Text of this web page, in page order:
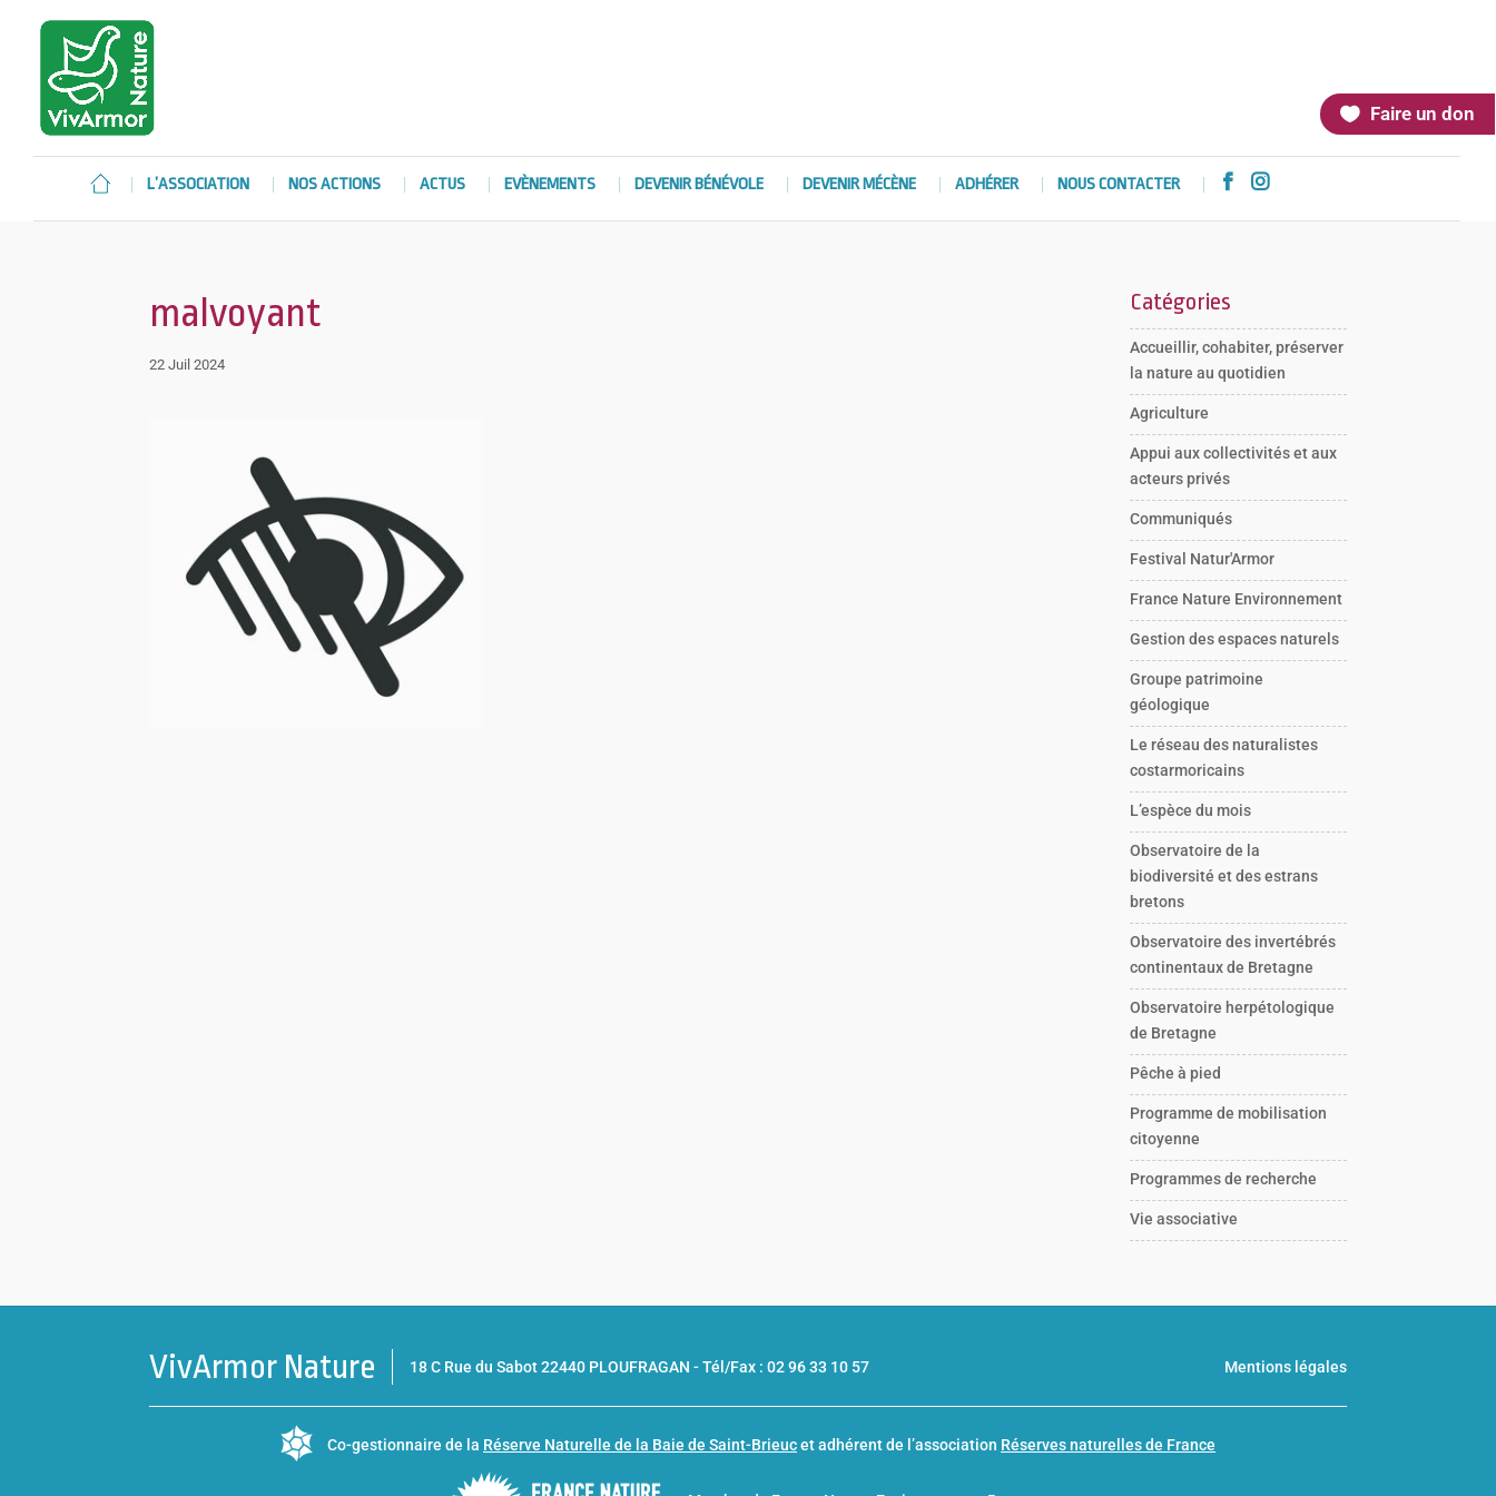
Faire un don
L’ASSOCIATION NOS ACTIONS ACTUS EVÈNEMENTS DEVENIR BÉNÉVOLE DEVENIR MÉCÈNE ADHÉRER NOUS CONTACTER  
malvoyant
22 Juil 2024
Catégories
Accueillir, cohabiter, préserver
la nature au quotidien
Agriculture
Appui aux collectivités et aux
acteurs privés
Communiqués
Festival Natur'Armor
France Nature Environnement
Gestion des espaces naturels
Groupe patrimoine
géologique
Le réseau des naturalistes
costarmoricains
L’espèce du mois
Observatoire de la
biodiversité et des estrans
bretons
Observatoire des invertébrés
continentaux de Bretagne
Observatoire herpétologique
de Bretagne
Pêche à pied
Programme de mobilisation
citoyenne
Programmes de recherche
Vie associative
VivArmor Nature 18 C Rue du Sabot 22440 PLOUFRAGAN -Tél/Fax : 02 96 33 10 57 Mentions légales
Co-gestionnaire de la Réserve Naturelle de la Baie de Saint-Brieucet adhérent de l’association Réserves naturelles de France